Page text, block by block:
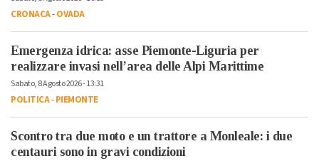
CRONACA-OVADA
Emergenza idrica: asse Piemonte-Liguria per
realizzare invasi nell’area delle Alpi Marittime
Sabato, 8 Agosto 2026 - 13:31
POLITICA-PIEMONTE
Scontro tra due moto e un trattore a Monleale: i due
centauri sono in gravi condizioni